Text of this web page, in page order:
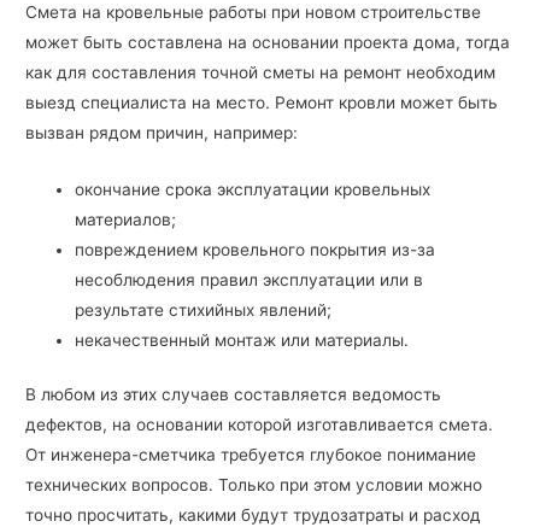
Смета на кровельные работы при новом строительстве
может быть составлена на основании проекта дома, тогда
как для составления точной сметы на ремонт необходим
выезд специалиста на место. Ремонт кровли может быть
вызван рядом причин, например:
окончание срока эксплуатации кровельных
материалов;
повреждением кровельного покрытия из-за
несоблюдения правил эксплуатации или в
результате стихийных явлений;
некачественный монтаж или материалы.
В любом из этих случаев составляется ведомость
дефектов, на основании которой изготавливается смета.
От инженера-сметчика требуется глубокое понимание
технических вопросов. Только при этом условии можно
точно просчитать, какими будут трудозатраты и расход